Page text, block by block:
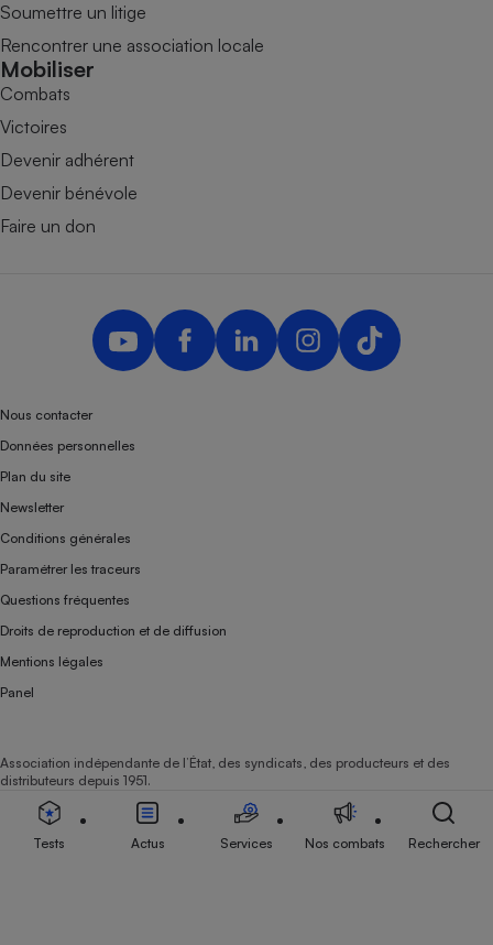
Soumettre un litige
Rencontrer une association locale
Mobiliser
Combats
Victoires
Devenir adhérent
Devenir bénévole
Faire un don
Nous contacter
Données personnelles
Plan du site
Newsletter
Conditions générales
Paramétrer les traceurs
Questions fréquentes
Droits de reproduction et de diffusion
Mentions légales
Panel
Association indépendante de l’État, des syndicats, des producteurs et des
distributeurs depuis 1951.
Tests Actus Services Nos combats Rechercher